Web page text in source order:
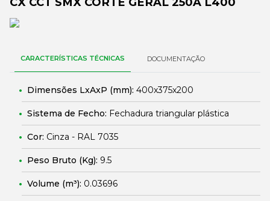
CARACTERÍSTICAS TÉCNICAS DOCUMENTAÇÃO
Dimensões LxAxP (mm): 400x375x200
Sistema de Fecho: Fechadura triangular plástica
Cor: Cinza - RAL 7035
Peso Bruto (Kg): 9.5
Volume (m³): 0.03696